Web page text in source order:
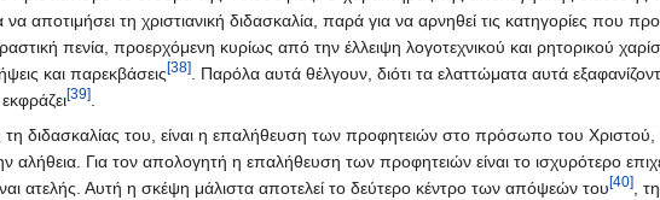
να αποτιμήσει τη χριστιανική διδασκαλία, παρά για να αρνηθεί τις κατηγορίες που
πενία, προερχόμενη κυρίως από την έλλειψη λογοτεχνικού και ρητορικού
και παρεκβάσεις[38]
. Παρόλα αυτά θέλγουν, διότι τα ελαττώματα αυτά
[39]
τη διδασκαλίας του, είναι η επαλήθευση των προφητειών στο πρόσωπο του
αλήθεια. Για τον απολογητή η επαλήθευση των προφητειών είναι το ισχυρότερο
ατελής. Αυτή η σκέψη μάλιστα αποτελεί το δεύτερο κέντρο των απόψεών του[40]
,